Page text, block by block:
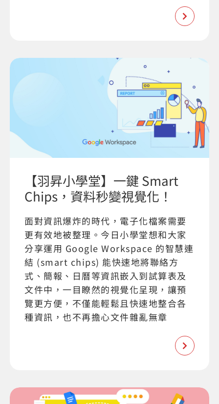
【羽昇小學堂】一鍵 Smart
Chips，資料秒變視覺化！
面對資訊爆炸的時代，電子化檔案需要
更有效地被整理。今日小學堂想和大家
分享運用 Google Workspace 的智慧連
結 (smart chips) 能快速地將聯絡方
式、簡報、日曆等資訊嵌入到試算表及
文件中，一目瞭然的視覺化呈現，讓預
覽更方便，不僅能輕鬆且快速地整合各
種資訊，也不再擔心文件雜亂無章